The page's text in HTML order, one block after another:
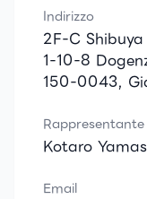
Indirizzo
2F-C
1-10-8
150-0043,
Kotaro
Email